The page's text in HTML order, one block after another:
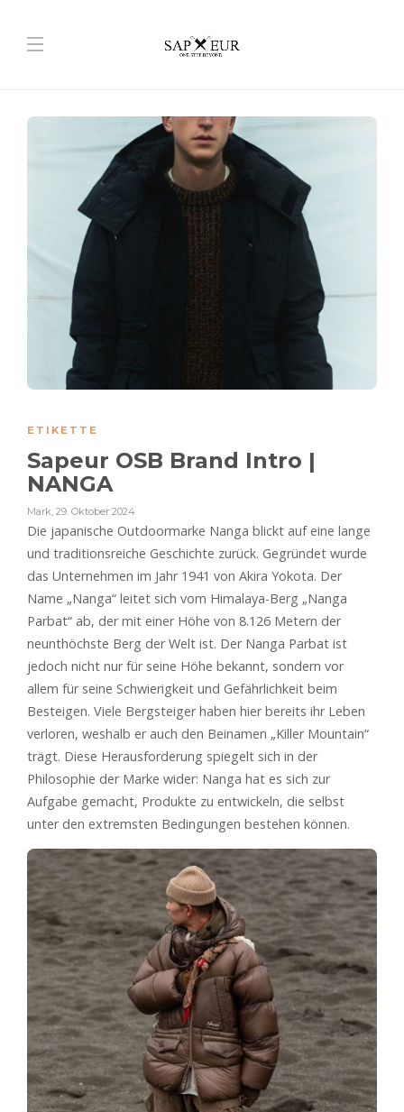
ETIKETTE
Sapeur OSB Brand Intro |
NANGA
Mark, 29. Oktober 2024
Die japanische Outdoormarke Nanga blickt auf eine lange
und traditionsreiche Geschichte zurück. Gegründet wurde
das Unternehmen im Jahr 1941 von Akira Yokota. Der
Name „Nanga“ leitet sich vom Himalaya-Berg „Nanga
Parbat“ ab, der mit einer Höhe von 8.126 Metern der
neunthöchste Berg der Welt ist. Der Nanga Parbat ist
jedoch nicht nur für seine Höhe bekannt, sondern vor
allem für seine Schwierigkeit und Gefährlichkeit beim
Besteigen. Viele Bergsteiger haben hier bereits ihr Leben
verloren, weshalb er auch den Beinamen „Killer Mountain“
trägt. Diese Herausforderung spiegelt sich in der
Philosophie der Marke wider: Nanga hat es sich zur
Aufgabe gemacht, Produkte zu entwickeln, die selbst
unter den extremsten Bedingungen bestehen können.